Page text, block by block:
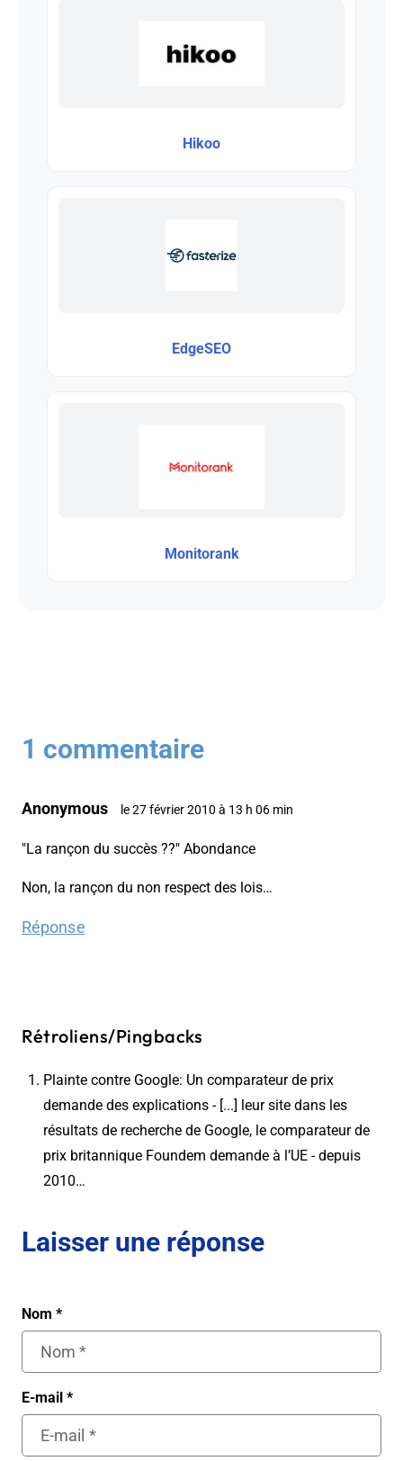
Hikoo
EdgeSEO
Monitorank
1 commentaire
Anonymous le 27 février 2010 à 13 h 06 min
"La rançon du succès ??" Abondance
Non, la rançon du non respect des lois…
Réponse
Rétroliens/Pingbacks
Plainte contre Google: Un comparateur de prix
demande des explications - [...] leur site dans les
résultats de recherche de Google, le comparateur de
prix britannique Foundem demande à l’UE - depuis
2010…
Laisser une réponse
Nom *
E-mail *